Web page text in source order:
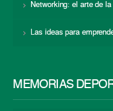
Networking: el arte de la
Las ideas para
MEMORIAS